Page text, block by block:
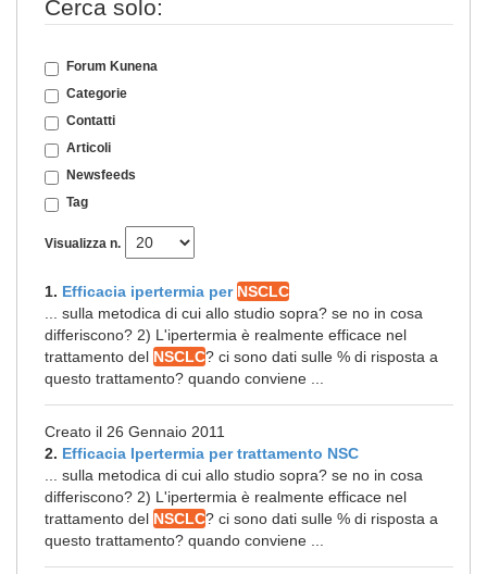
Cerca solo:
Forum Kunena
Categorie
Contatti
Articoli
Newsfeeds
Tag
Visualizza n.
1. Efficacia ipertermia per NSCLC
... sulla metodica di cui allo studio sopra? se no in cosa
differiscono? 2) L'ipertermia è realmente efficace nel
trattamento del NSCLC? ci sono dati sulle % di risposta a
questo trattamento? quando conviene ...
Creato il 26 Gennaio 2011
2. Efficacia Ipertermia per trattamento NSC
... sulla metodica di cui allo studio sopra? se no in cosa
differiscono? 2) L'ipertermia è realmente efficace nel
trattamento del NSCLC? ci sono dati sulle % di risposta a
questo trattamento? quando conviene ...